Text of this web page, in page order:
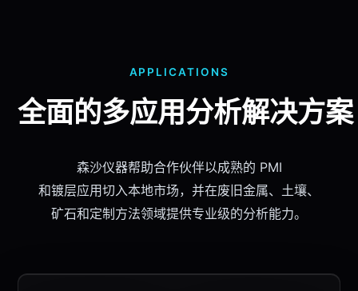
APPLICATIONS
全面的多应用分析解决方案
森沙仪器帮助合作伙伴以成熟的 PMI
和镀层应用切入本地市场，并在废旧金属、土壤、
矿石和定制方法领域提供专业级的分析能力。